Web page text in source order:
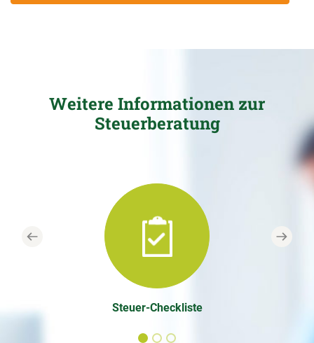
Weitere Informationen zur
Steuerberatung
Steuer-Checkliste
Previous Next